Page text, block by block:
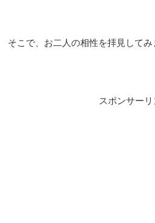
そこで、お二人の相性を拝見してみ
スポンサーリ